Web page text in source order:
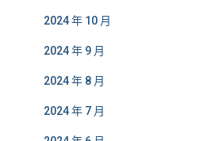
2024 年 10 月
2024 年 9 月
2024 年 8 月
2024 年 7 月